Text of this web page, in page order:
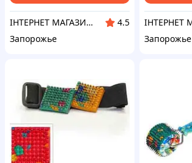
ІНТЕРНЕТ МАГАЗИН «ORTO-HELP»
4.5
Запорожье
Запорожье